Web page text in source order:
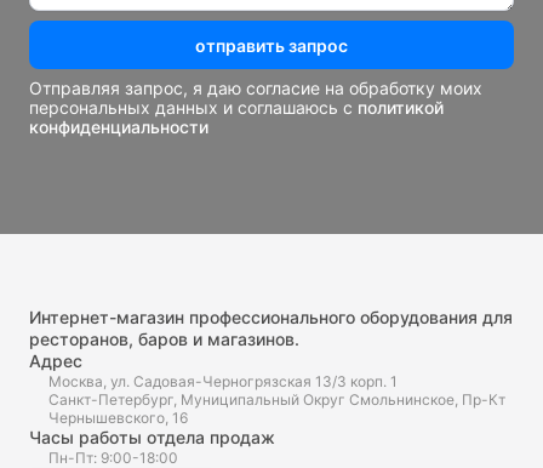
отправить запрос
Отправляя запрос, я даю согласие на обработку моих
персональных данных и соглашаюсь с политикой
конфиденциальности
Интернет-магазин профессионального оборудования для
ресторанов, баров и магазинов.
Адрес
Москва, ул. Садовая-Черногрязская 13/3 корп. 1
Санкт-Петербург, Муниципальный Округ Смольнинское, Пр-Кт
Чернышевского, 16
Часы работы отдела продаж
Пн-Пт: 9:00-18:00